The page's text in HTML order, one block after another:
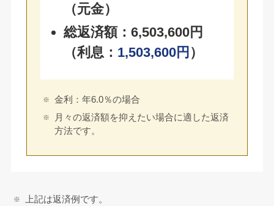
（元金）
総返済額：6,503,600円
（利息： 1,503,600円 ）
金利：年6.0％の場合
月々の返済額を抑えたい場合に適した返済
方法です。
上記は返済例です。